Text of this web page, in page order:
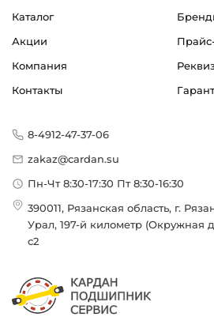
Каталог
Акции
Компания
Контакты
8-4912-47-37-06
zakaz@cardan.su
Пн-Чт 8:30-17:30 Пт 8:30-16:30
390011, Рязанская область, г.
Урал, 197-й километр (Окружная
с2